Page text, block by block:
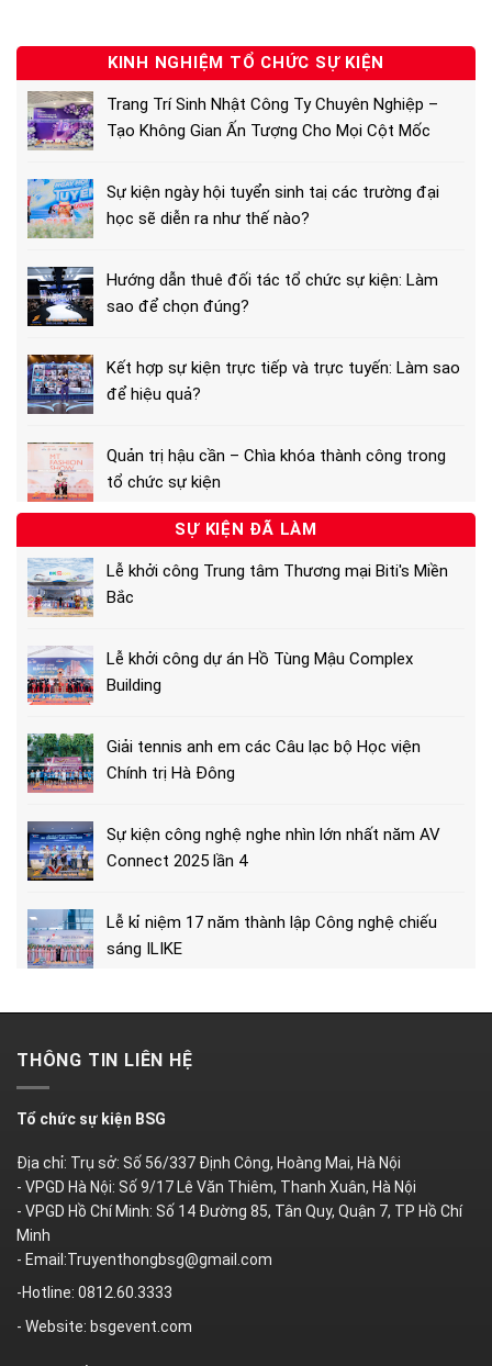
KINH NGHIỆM TỔ CHỨC SỰ KIỆN
Trang Trí Sinh Nhật Công Ty Chuyên Nghiệp –
Tạo Không Gian Ấn Tượng Cho Mọi Cột Mốc
Sự kiện ngày hội tuyển sinh taị các trường đại
học sẽ diễn ra như thế nào?
Hướng dẫn thuê đối tác tổ chức sự kiện: Làm
sao để chọn đúng?
Kết hợp sự kiện trực tiếp và trực tuyến: Làm sao
để hiệu quả?
Quản trị hậu cần – Chìa khóa thành công trong
tổ chức sự kiện
SỰ KIỆN ĐÃ LÀM
Lễ khởi công Trung tâm Thương mại Biti's Miền
Bắc
Lễ khởi công dự án Hồ Tùng Mậu Complex
Building
Giải tennis anh em các Câu lạc bộ Học viện
Chính trị Hà Đông
Sự kiện công nghệ nghe nhìn lớn nhất năm AV
Connect 2025 lần 4
Lễ kỉ niệm 17 năm thành lập Công nghệ chiếu
sáng ILIKE
THÔNG TIN LIÊN HỆ
Tổ chức sự kiện BSG
Địa chỉ: Trụ sở: Số 56/337 Định Công, Hoàng Mai, Hà Nội
- VPGD Hà Nội: Số 9/17 Lê Văn Thiêm, Thanh Xuân, Hà Nội
- VPGD Hồ Chí Minh: Số 14 Đường 85, Tân Quy, Quận 7, TP Hồ Chí
Minh
- Email:Truyenthongbsg@gmail.com
-Hotline: 0812.60.3333
- Website: bsgevent.com